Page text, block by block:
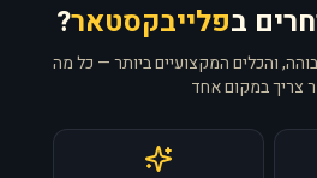
בפלייבקסטאר?
והכלים המקצועיים ביותר — כל מה
צריך במקום אחד